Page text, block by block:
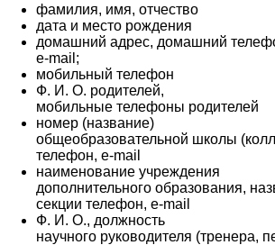
фамилия, имя, отчество
дата и место рождения
домашний адрес, домашний
е-mail;
мобильный телефон
Ф. И. О. родителей,
мобильные телефоны родителей
номер (название)
общеобразовательной школы
телефон, e-mail
наименование учреждения
дополнительного образования,
секции телефон, e-mail
Ф. И. О., должность
научного руководителя (тренера,